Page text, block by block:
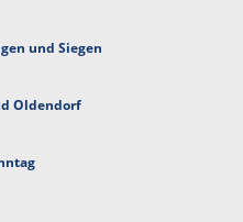
und Siegen
Oldendorf